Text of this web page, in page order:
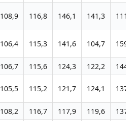
108,9 116,8 146,1 141,3 111,2
106,4 115,3 141,6 104,7 159,3
106,7 115,6 124,3 122,2
144,8
105,5 115,2 121,7 124,1 137,3
108,2 116,7 117,9 119,6
137,6